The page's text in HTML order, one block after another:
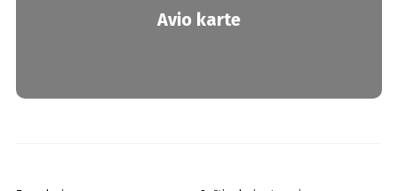
Avio karte